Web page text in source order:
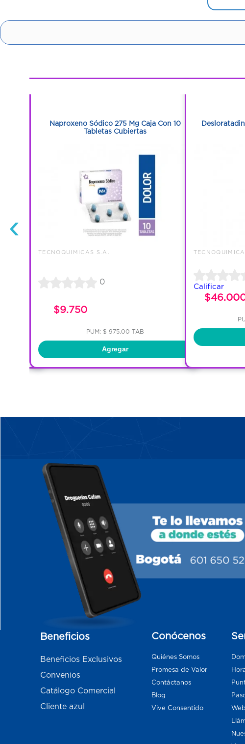
‹
Naproxeno Sódico 275 Mg Caja Con 10
Tabletas Cubiertas
TECNOQUIMICAS S.A.
0
$9.750
PUM: $ 975.00 TAB
Agregar
Calificar
Beneficios
Beneficios Exclusivos
Convenios
Catálogo Comercial
Cliente azul
Conócenos
Quiénes Somos
Promesa de Valor
Contáctanos
Blog
Vive Consentido
Web